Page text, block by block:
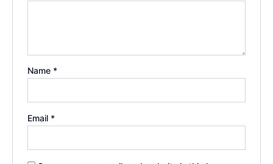
Name *
Email *